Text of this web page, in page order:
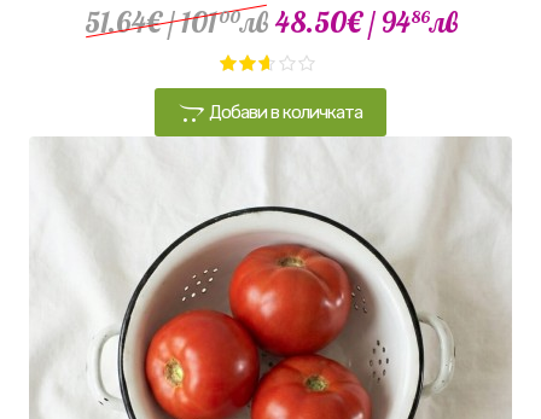
51.64€/ 10100лв 48.50€/ 9486лв
Добави в количката